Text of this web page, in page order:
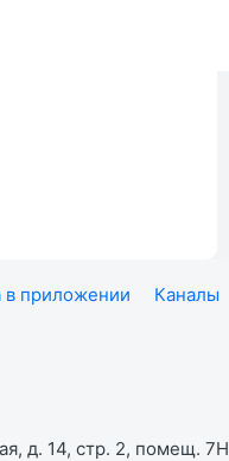
в приложении Каналы
д. 14, стр. 2, помещ. 7Н